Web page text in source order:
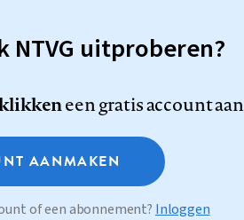
NTVG uitproberen?
een gratis account aan
AANMAKEN
of een abonnement? Inloggen